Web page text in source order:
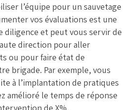
l’équipe pour un sauvetage
vos évaluations est une
diligence et peut vous servir de
direction pour aller
ou pour faire état de
brigade. Par exemple, vous
à l’implantation de pratiques
amélioré le temps de réponse